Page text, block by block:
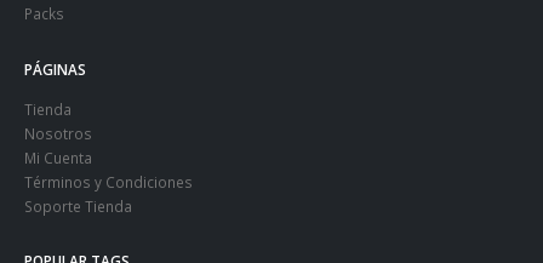
Packs
PÁGINAS
Tienda
Nosotros
Mi Cuenta
Términos y Condiciones
Soporte Tienda